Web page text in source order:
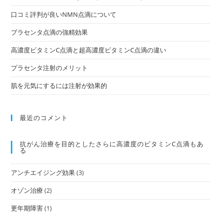
口コミ評判が良いNMN点滴について
プラセンタ点滴の強精効果
高濃度ビタミンC点滴と超高濃度ビタミンC点滴の違い
プラセンタ注射のメリット
肌を元気にするには注射が効果的
最近のコメント
抗がん治療を⽬的としたさらに高濃度のビタミンC点滴もあ
る
アンチエイジング効果(3)
オゾン治療 (2)
更年期障害(1)